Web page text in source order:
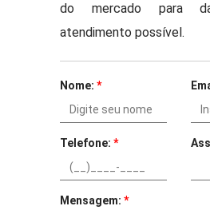
do mercado para
atendimento possível.
Nome: *
Telefone: *
Mensagem: *